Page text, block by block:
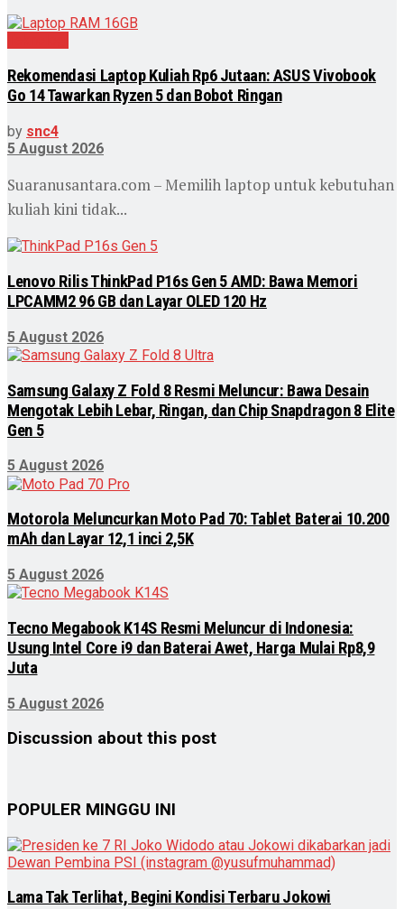
Rekomendasi Laptop Kuliah Rp6 Jutaan: ASUS Vivobook
Go 14 Tawarkan Ryzen 5 dan Bobot Ringan
by snc4
5 August 2026
Suaranusantara.com – Memilih laptop untuk kebutuhan
kuliah kini tidak...
Lenovo Rilis ThinkPad P16s Gen 5 AMD: Bawa Memori
LPCAMM2 96 GB dan Layar OLED 120 Hz
5 August 2026
Samsung Galaxy Z Fold 8 Resmi Meluncur: Bawa Desain
Mengotak Lebih Lebar, Ringan, dan Chip Snapdragon 8 Elite
Gen 5
5 August 2026
Motorola Meluncurkan Moto Pad 70: Tablet Baterai 10.200
mAh dan Layar 12,1 inci 2,5K
5 August 2026
Tecno Megabook K14S Resmi Meluncur di Indonesia:
Usung Intel Core i9 dan Baterai Awet, Harga Mulai Rp8,9
Juta
5 August 2026
Discussion about this post
POPULER MINGGU INI
Lama Tak Terlihat, Begini Kondisi Terbaru Jokowi